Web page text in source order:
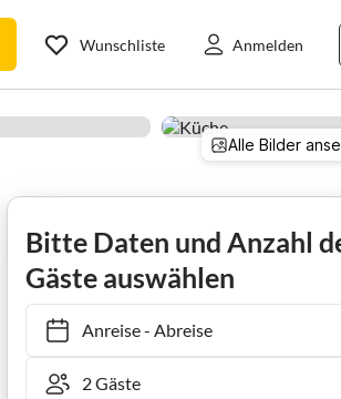
Wunschliste Anmelden
Alle Bilder
Apartment/1 Schlafraum/Bad, WC
Bitte Daten und Anzahl
Gäste auswählen
Anreise- Abreise